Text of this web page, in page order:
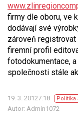
firmy dle oboru, ve
dodávají své
zároveň
firemní profil
fotodokumentace,
společnosti stále
19. 3. 20127:18 Politika
Autor: Admin1072